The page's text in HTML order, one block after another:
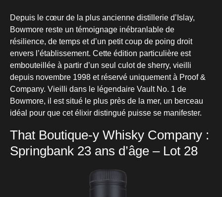
Depuis le cœur de la plus ancienne distillerie d’Islay,
Bowmore reste un témoignage inébranlable de
résilience, de temps et d’un petit coup de poing droit
envers l’établissement. Cette édition particulière est
embouteillée à partir d’un seul culot de sherry, vieilli
depuis novembre 1998 et réservé uniquement à Proof &
Company. Vieilli dans le légendaire Vault No. 1 de
Bowmore, il est situé le plus près de la mer, un berceau
idéal pour que cet élixir distingué puisse se manifester.
That Boutique-y Whisky Company :
Springbank 23 ans d’âge – Lot 28